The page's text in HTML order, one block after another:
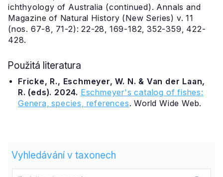
ichthyology of Australia (continued). Annals and
Magazine of Natural History (New Series) v. 11
(nos. 67-8, 71-2): 22-28, 169-182, 352-359, 422-
428.
Použitá literatura
Fricke, R., Eschmeyer, W. N. & Van der Laan,
R. (eds). 2024. Eschmeyer's catalog of fishes:
Genera, species, references. World Wide Web.
Vyhledávání v taxonech